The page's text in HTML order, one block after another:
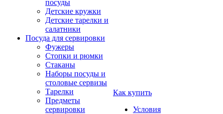
посуды
Детские кружки
Детские тарелки и
салатники
Посуда для сервировки
Фужеры
Стопки и рюмки
Стаканы
Наборы посуды и
столовые сервизы
Тарелки
Предметы
сервировки
Как купить
Условия